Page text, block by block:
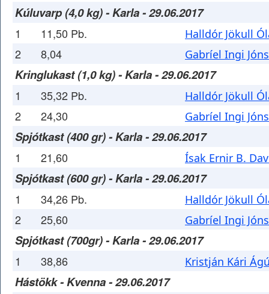
Kúluvarp (4,0 kg) - Karla - 29.06.2017
1 11,50 Pb. Halldór Jökull
2 8,04 Gabríel Ingi
Kringlukast (1,0 kg) - Karla - 29.06.2017
1 35,32 Pb. Halldór Jökull
2 24,30 Gabríel Ingi
Spjótkast (400 gr) - Karla - 29.06.2017
1 21,60 Ísak Ernir B.
Spjótkast (600 gr) - Karla - 29.06.2017
1 34,26 Pb. Halldór Jökull
2 25,60 Gabríel Ingi
Spjótkast (700gr) - Karla - 29.06.2017
1 38,86 Kristján Kári
Hástökk - Kvenna - 29.06.2017